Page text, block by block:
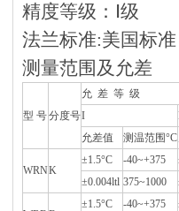
精度等级：Ⅰ级
法兰标准:美国标
测量范围及允差
型 号分度号
允 差 等 级
I
允差值
测温范围°C
WRNK
±1.5°C -40~+375
±0.004ltl 375~1000
±1.5°C -40~+375